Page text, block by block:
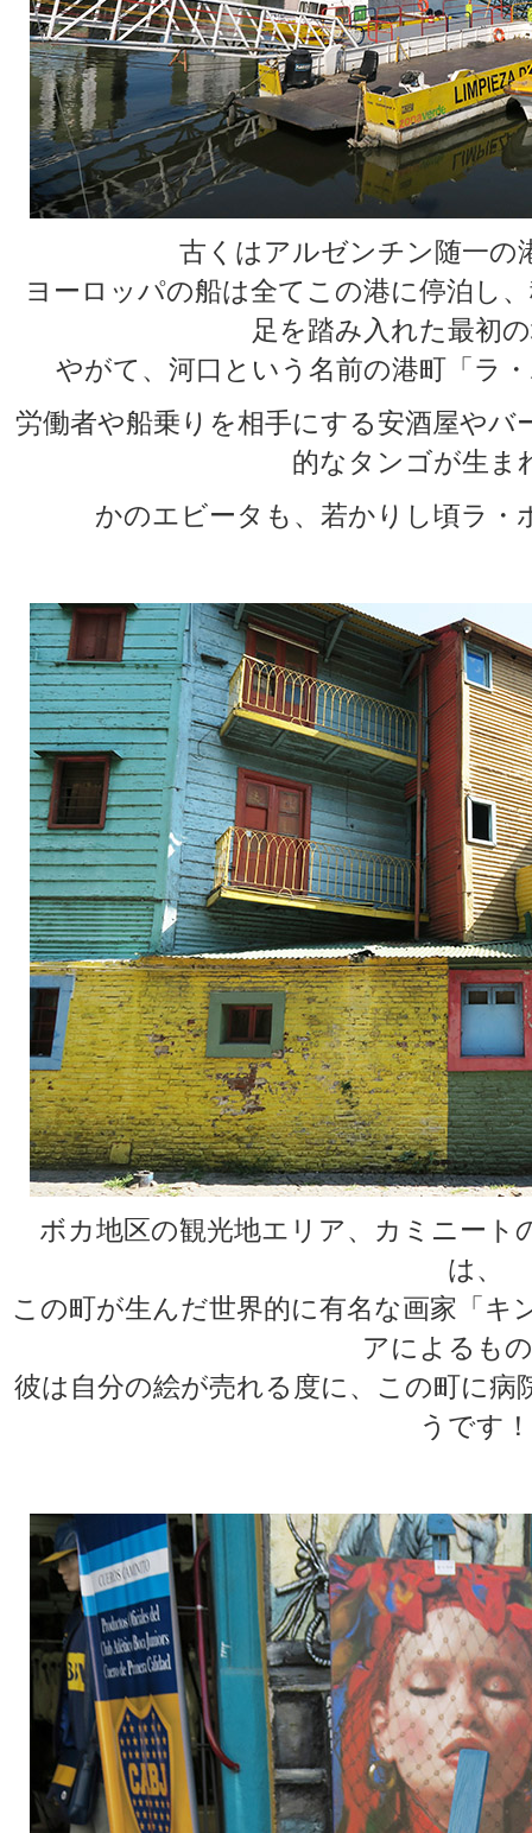
古くはアルゼンチン随一の
ヨーロッパの船は全てこの港に停泊し
足を踏み入れた最初
やがて、河口という名前の港町「ラ
労働者や船乗りを相手にする安酒屋や
的なタンゴが生ま
かのエビータも、若かりし頃ラ・
ボカ地区の観光地エリア、カミニー
は、
この町が生んだ世界的に有名な画家「
アによるも
彼は自分の絵が売れる度に、この町に
うです！